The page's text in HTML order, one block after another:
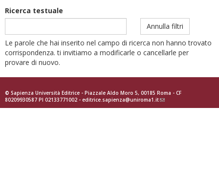
Ricerca testuale
Annulla filtri
Le parole che hai inserito nel campo di ricerca non hanno trovato
corrispondenza. ti invitiamo a modificarle o cancellarle per
provare di nuovo.
© Sapienza Università Editrice - Piazzale Aldo Moro 5, 00185 Roma - CF
80209930587 PI 02133771002 - editrice.sapienza@uniroma1.it(link
sends